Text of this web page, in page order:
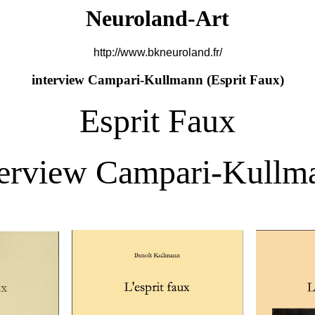
Neuroland-Art
http://www.bkneuroland.fr/
interview Campari-Kullmann (Esprit Faux)
Esprit Faux
Campari-